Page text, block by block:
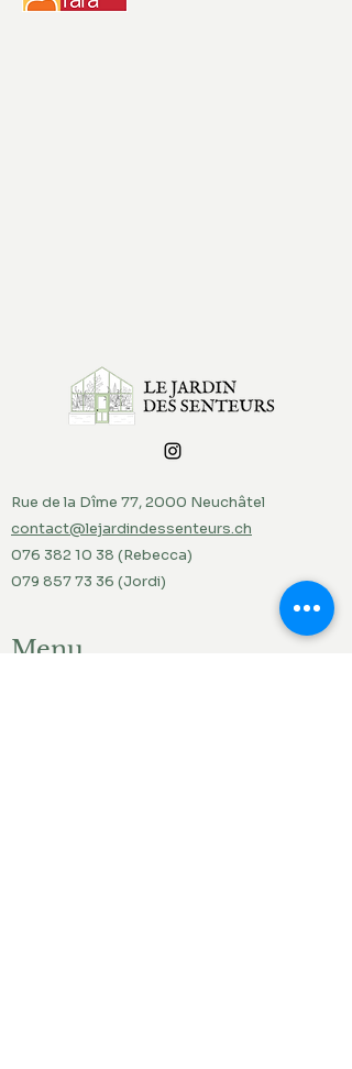
Rue de la Dîme 77, 2000 Neuchâtel
contact@lejardindessenteurs.ch
076 382 10 38 (Rebecca)
079 857 73 36 (Jordi)
Menu